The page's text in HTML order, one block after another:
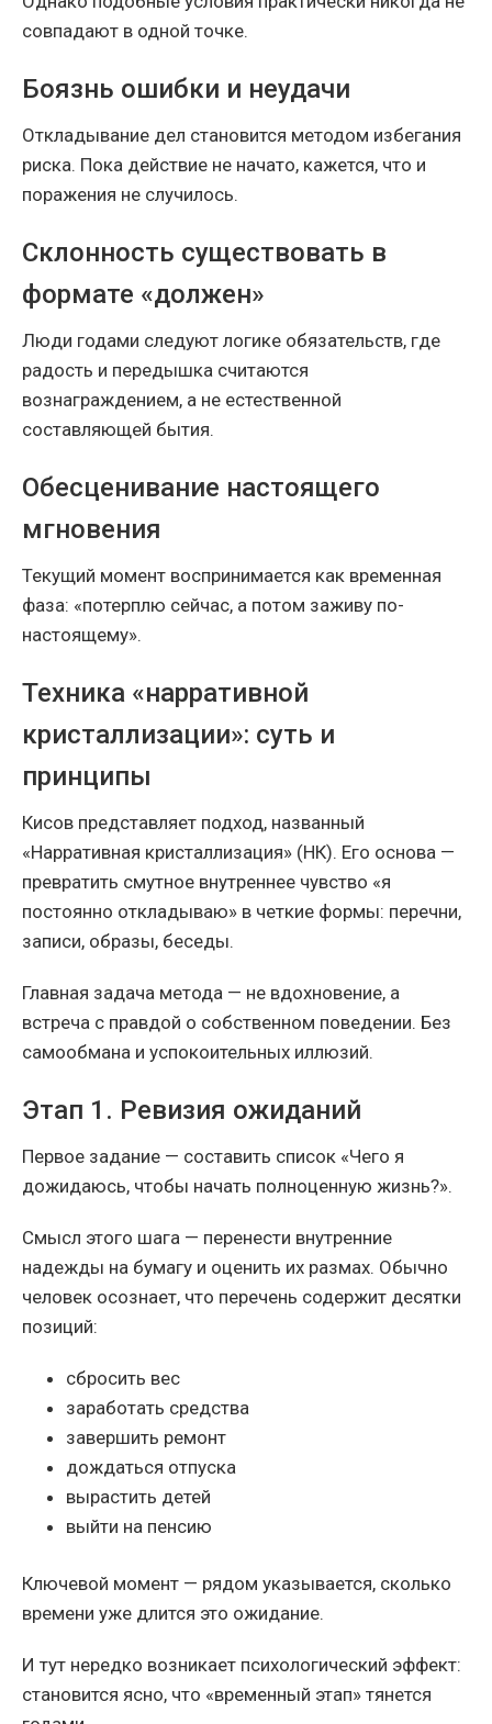
совпадают в одной точке.
Боязнь ошибки и неудачи
Откладывание дел становится методом избегания
риска. Пока действие не начато, кажется, что и
поражения не случилось.
Склонность существовать в
формате «должен»
Люди годами следуют логике обязательств, где
радость и передышка считаются
вознаграждением, а не естественной
составляющей бытия.
Обесценивание настоящего
мгновения
Текущий момент воспринимается как временная
фаза: «потерплю сейчас, а потом заживу по-
настоящему».
Техника «нарративной
кристаллизации»: суть и
принципы
Кисов представляет подход, названный
«Нарративная кристаллизация» (НК). Его основа —
превратить смутное внутреннее чувство «я
постоянно откладываю» в четкие формы: перечни,
записи, образы, беседы.
Главная задача метода — не вдохновение, а
встреча с правдой о собственном поведении. Без
самообмана и успокоительных иллюзий.
Этап 1. Ревизия ожиданий
Первое задание — составить список «Чего я
дожидаюсь, чтобы начать полноценную жизнь?».
Смысл этого шага — перенести внутренние
надежды на бумагу и оценить их размах. Обычно
человек осознает, что перечень содержит десятки
позиций:
сбросить вес
заработать средства
завершить ремонт
дождаться отпуска
вырастить детей
выйти на пенсию
Ключевой момент — рядом указывается, сколько
времени уже длится это ожидание.
И тут нередко возникает психологический эффект:
становится ясно, что «временный этап» тянется